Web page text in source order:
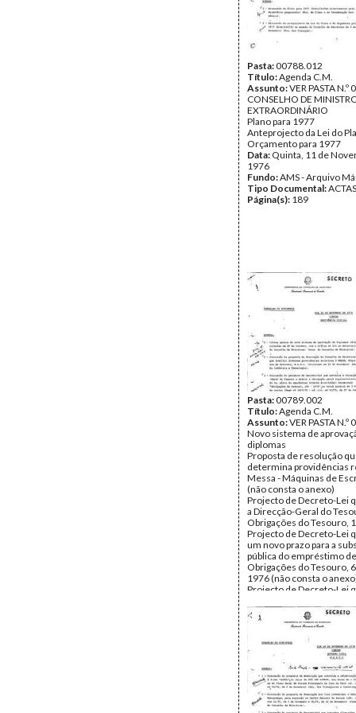
Pasta:00788.012
Título:Agenda C.M.
Assunto:VER PASTA N.º
CONSELHO DE
EXTRAORDINÁRIO
Plano para 1977
Anteprojecto da Lei do
Orçamento para 1977
Data: Quinta, 11 de
1976
Fundo:AMS - Arquivo
Tipo Documental:ACTAS
Página(s): 189
Pasta:00789.002
Título:Agenda C.M.
Assunto:VER PASTA N.º
Novo sistema de
diplomas
Proposta de resolução
determina providências
Messa - Máquinas de
(não consta o anexo)
Projecto de Decreto-Lei
a Direcção-Geral do
Obrigações do Tesouro,
Projecto de Decreto-Lei
um novo prazo para a
pública do empréstimo
Obrigações do Tesouro,
1976 (não consta o
Projecto de Decreto-Lei
educação física possam
professores provisórios
Secundário (não consta
Projecto de resolução
delegado do Governo
de empresas constituído
Dorisol e Apartisol e
António José de